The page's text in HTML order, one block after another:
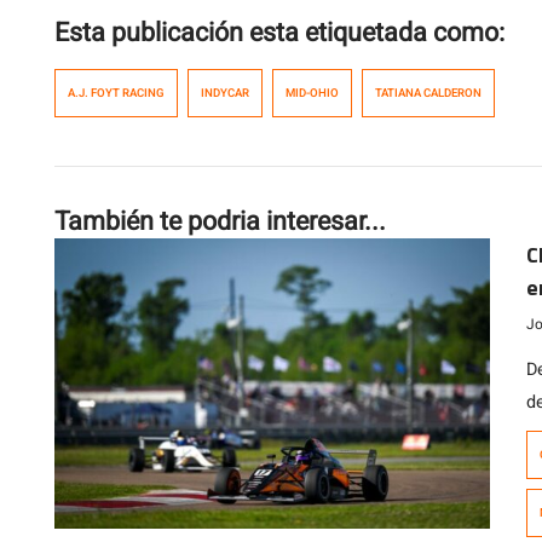
Esta publicación esta etiquetada como:
A.J. FOYT RACING INDYCAR MID-OHIO TATIANA CALDERON
También te podria interesar...